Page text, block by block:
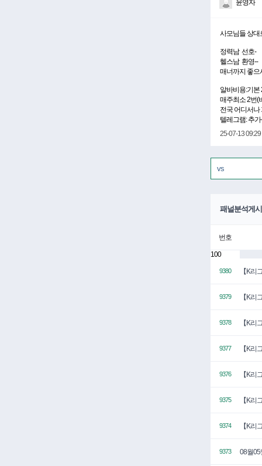
윤영자
사모님들 상대
정력남 선호-
헬스남 환영--
매너까지 좋으
알바비용:기본
매주최소 2번(
전국 어디서나
텔레그램: 추
25-07-13 09:29
패널분석게
번호
100
9380 【K리
9379 【K리
9378 【K리
9377 【K리
9376 【K리
9375 【K리
9374 【K리
9373 08월05